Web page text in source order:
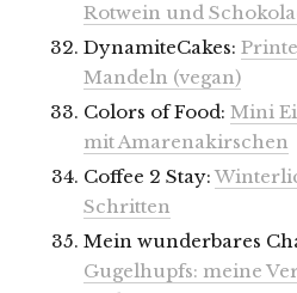
Rotwein und
DynamiteCakes:
Mandeln (vegan)
Colors of Food: Mini
mit Amarenakirschen
Coffee 2 Stay:
Schritten
Mein wunderbares
Gugelhupfs: meine